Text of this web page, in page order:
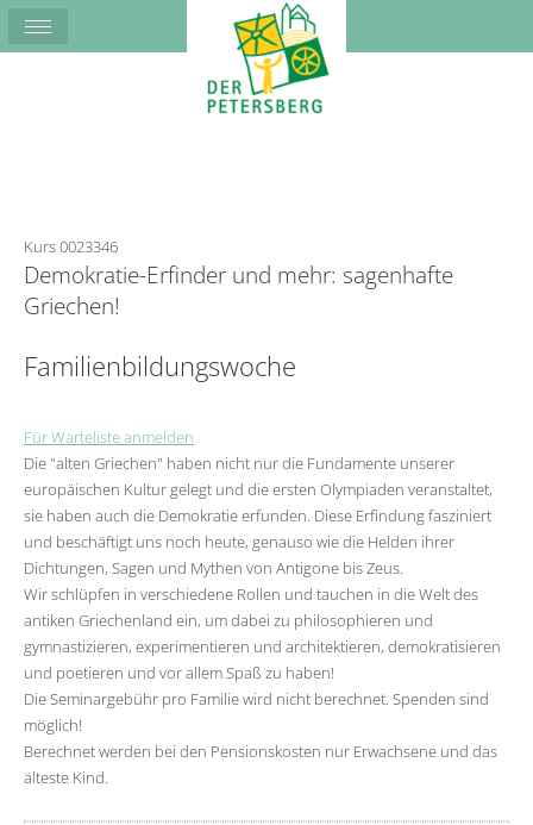
Kurs 0023346
Demokratie-Erfinder und mehr: sagenhafte
Griechen!
Familienbildungswoche
Für Warteliste anmelden
Die "alten Griechen" haben nicht nur die Fundamente unserer
europäischen Kultur gelegt und die ersten Olympiaden veranstaltet,
sie haben auch die Demokratie erfunden. Diese Erfindung fasziniert
und beschäftigt uns noch heute, genauso wie die Helden ihrer
Dichtungen, Sagen und Mythen von Antigone bis Zeus.
Wir schlüpfen in verschiedene Rollen und tauchen in die Welt des
antiken Griechenland ein, um dabei zu philosophieren und
gymnastizieren, experimentieren und architektieren, demokratisieren
und poetieren und vor allem Spaß zu haben!
Die Seminargebühr pro Familie wird nicht berechnet. Spenden sind
möglich!
Berechnet werden bei den Pensionskosten nur Erwachsene und das
älteste Kind.